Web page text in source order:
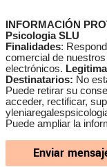
INFORMACIÓN
Psicologia SLU
Finalidades:
comercial de
electrónicos.
Destinatarios: No
Puede retirar su
acceder, rectificar,
Puede ampliar la
Enviar